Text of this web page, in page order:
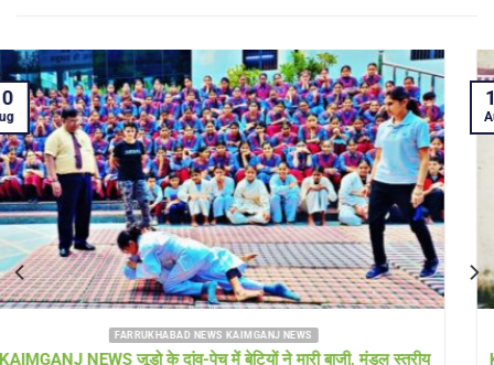
FARRUKHABAD NEWS KAIMGANJ NEWS
KAIMGANJ NEWS ट्रेन के पीछे दौड़ते-दौड़ते 73 वर्षीय बुजुर्ग की दर्दनाक
10
Aug